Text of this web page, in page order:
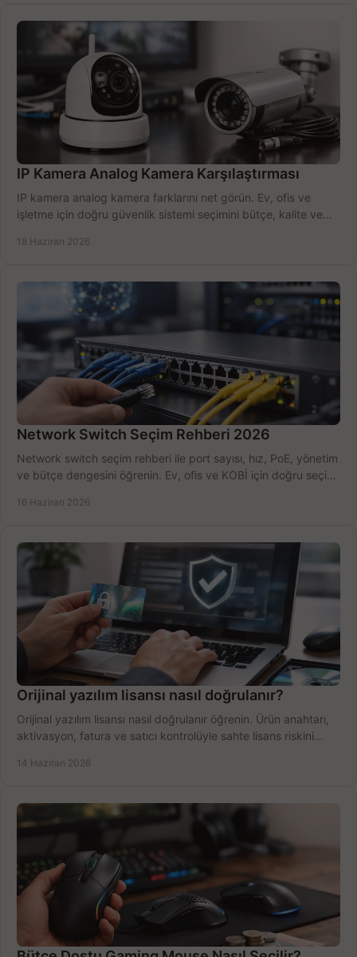
IP Kamera Analog Kamera Karşılaştırması
IP kamera analog kamera farklarını net görün. Ev, ofis ve
işletme için doğru güvenlik sistemi seçimini bütçe, kalite ve
18 Haziran 2026
Network Switch Seçim Rehberi 2026
Network switch seçim rehberi ile port sayısı, hız, PoE, yönetim
ve bütçe dengesini öğrenin. Ev, ofis ve KOBİ için doğru seçimi
16 Haziran 2026
Orijinal yazılım lisansı nasıl doğrulanır?
Orijinal yazılım lisansı nasıl doğrulanır öğrenin. Ürün anahtarı,
aktivasyon, fatura ve satıcı kontrolüyle sahte lisans riskini
14 Haziran 2026